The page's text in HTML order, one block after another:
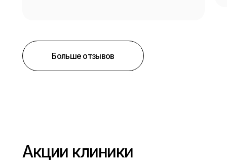
Больше отзывов
Акции клиники